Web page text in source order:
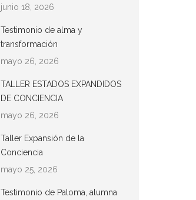
junio 18, 2026
Testimonio de alma y
transformación
mayo 26, 2026
TALLER ESTADOS EXPANDIDOS
DE CONCIENCIA
mayo 26, 2026
Taller Expansión de la
Conciencia
mayo 25, 2026
Testimonio de Paloma, alumna